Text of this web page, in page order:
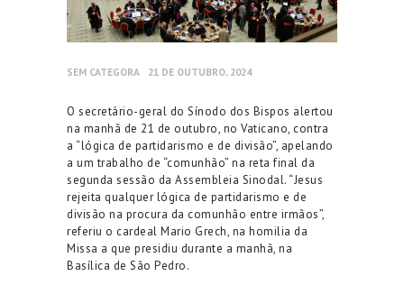
SEM CATEGORA 21 DE OUTUBRO, 2024
O secretário-geral do Sínodo dos Bispos alertou
na manhã de 21 de outubro, no Vaticano, contra
a “lógica de partidarismo e de divisão”, apelando
a um trabalho de “comunhão” na reta final da
segunda sessão da Assembleia Sinodal. “Jesus
rejeita qualquer lógica de partidarismo e de
divisão na procura da comunhão entre irmãos”,
referiu o cardeal Mario Grech, na homilia da
Missa a que presidiu durante a manhã, na
Basílica de São Pedro.